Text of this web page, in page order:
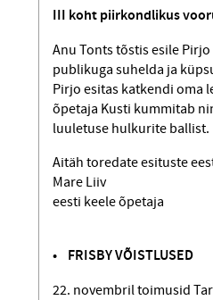
III koht piirkondlikus
Anu Tonts tõstis esile
publikuga suhelda ja
Pirjo esitas katkendi oma
õpetaja Kusti kummitab
luuletuse hulkurite ballist.
Aitäh toredate esituste
Mare Liiv
eesti keele õpetaja
• FRISBY VÕISTLUSED
22. novembril toimusid